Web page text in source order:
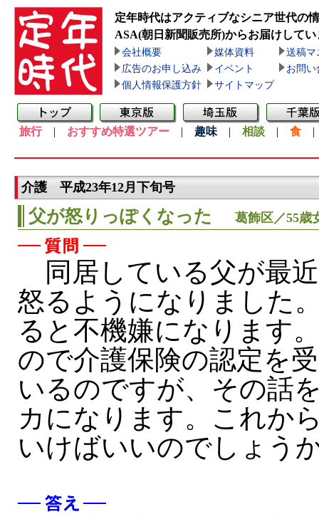
定年時代はアクティブなシニア世代の
ASA(朝日新聞販売所)からお届けしてい
会社概要 媒体資料
送稿マ
広告のお申し込み
イベント
お問い
個人情報保護方針
サイトマップ
旅行| おすすめ特選ツアー | 趣味 | 相談 | 食
介護 平成23年12月下旬号
父が怒りっぽくなった 葛飾区／55歳
同居している父が最
怒るようになりました
ると不機嫌になります
ので介護保険の認定を
いるのですが、その話
カになります。これか
いけばいいのでしょう